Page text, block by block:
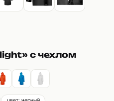
c чехлом